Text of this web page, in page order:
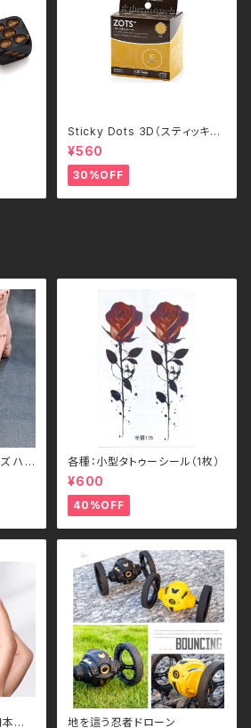
Sticky Dots 3D（スティッキー
ドッツ 3D）直径約12.7mm 200
枚ロール入り
¥560
30%OFF
ハ
各種：小型タトゥーシール（1枚）
¥600
40%OFF
語
地を這う忍者ドローン